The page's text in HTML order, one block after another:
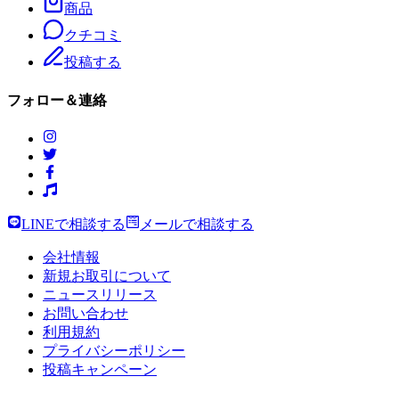
商品
クチコミ
投稿する
フォロー＆連絡
LINEで相談する メールで相談する
会社情報
新規お取引について
ニュースリリース
お問い合わせ
利用規約
プライバシーポリシー
投稿キャンペーン